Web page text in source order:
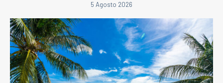
5 Agosto 2026